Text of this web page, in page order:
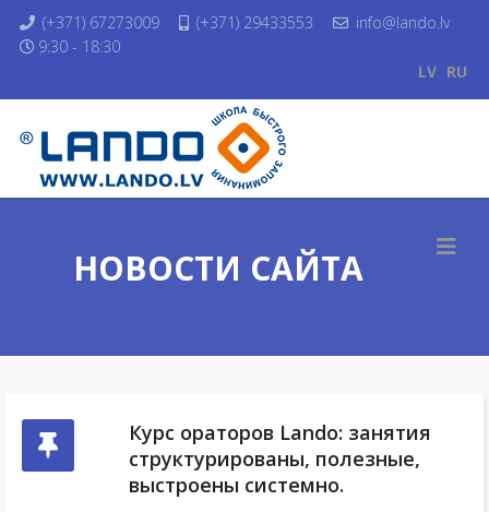
(+371) 67273009 (+371) 29433553
info@lando.lv
9:30 - 18:30
LV RU
НОВОСТИ САЙТА
Курс ораторов Lando: занятия
структурированы, полезные,
выстроены системно.